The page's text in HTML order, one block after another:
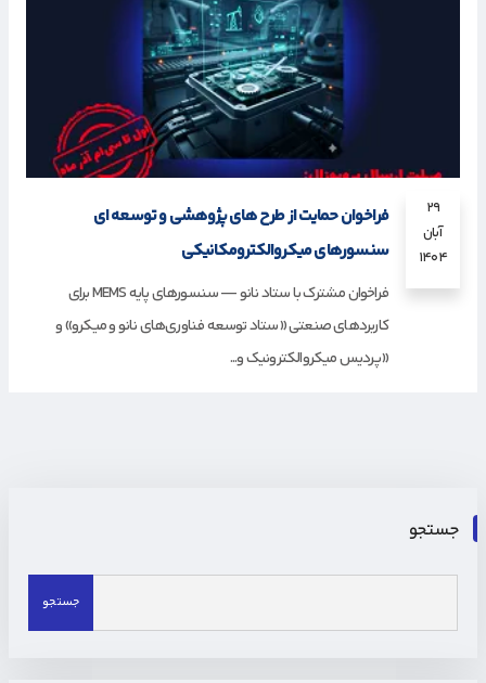
۲۹
آبان
۱۴۰۴
فراخوان حمایت از طرح های پژوهشی و توسعه ای
سنسورهای میکروالکترومکانیکی
فراخوان مشترک با ستاد نانو — سنسورهای پایه MEMS برای
کاربردهای صنعتی «ستاد توسعه فناوری‌های نانو و میکرو» و
«پردیس میکروالکترونیک و...
جستجو